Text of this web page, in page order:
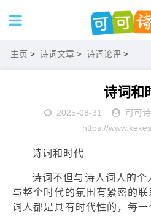
主页 > 诗词文章 > 诗词论评 >
诗词和
2025-08-31 可可
https://
诗词和时代
诗词不但与诗人词人的个
与整个时代的氛围有紧密的
词人都是具有时代性的，每